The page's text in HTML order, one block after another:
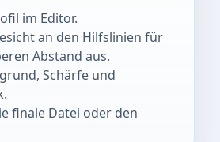
im Editor.
an den Hilfslinien für
Abstand aus.
Schärfe und
finale Datei oder den